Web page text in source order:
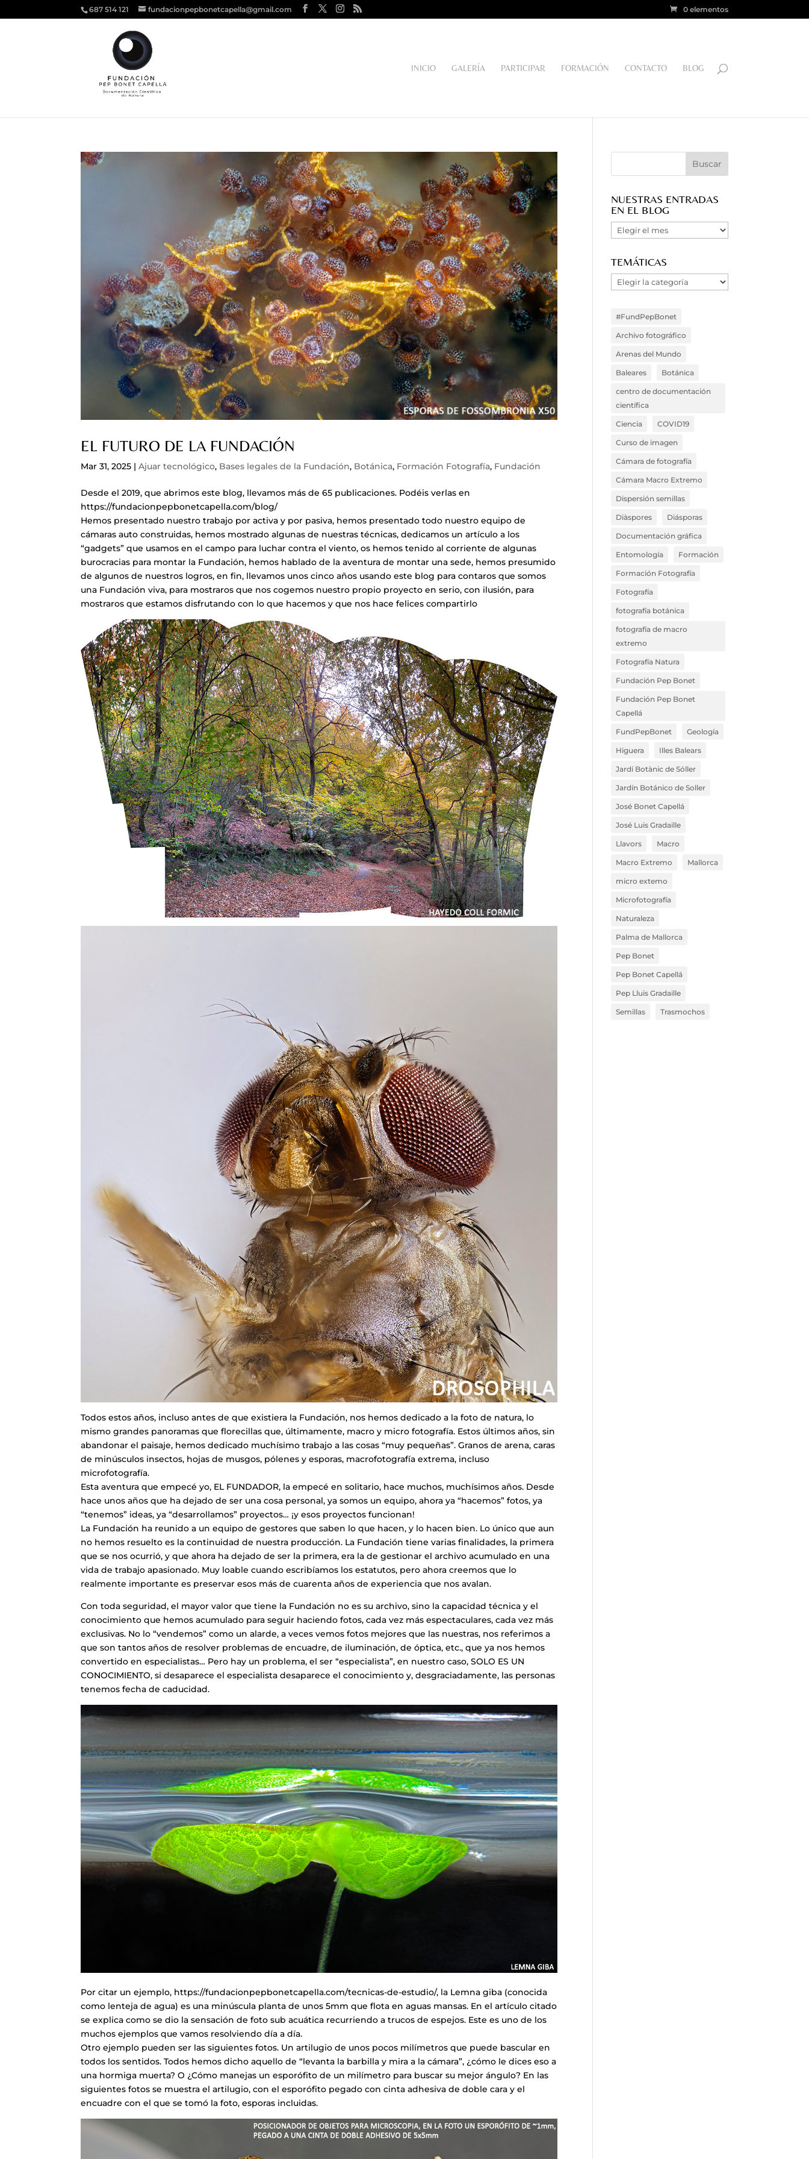
687 514 121 fundacionpepbonetcapella@gmail.com 0 elementos
INICIO GALERÍA PARTICIPAR FORMACIÓN CONTACTO BLOG
EL FUTURO DE LA FUNDACIÓN
Mar 31, 2025 |Ajuar tecnológico, Bases legales de la Fundación, Botánica, Formación Fotografía, Fundación
Desde el 2019, que abrimos este blog, llevamos más de 65 publicaciones. Podéis verlas en
https://fundacionpepbonetcapella.com/blog/
Hemos presentado nuestro trabajo por activa y por pasiva, hemos presentado todo nuestro equipo de
cámaras auto construidas, hemos mostrado algunas de nuestras técnicas, dedicamos un artículo a los
“gadgets” que usamos en el campo para luchar contra el viento, os hemos tenido al corriente de algunas
burocracias para montar la Fundación, hemos hablado de la aventura de montar una sede, hemos presumido
de algunos de nuestros logros, en fin, llevamos unos cinco años usando este blog para contaros que somos
una Fundación viva, para mostraros que nos cogemos nuestro propio proyecto en serio, con ilusión, para
mostraros que estamos disfrutando con lo que hacemos y que nos hace felices compartirlo
Todos estos años, incluso antes de que existiera la Fundación, nos hemos dedicado a la foto de natura, lo
mismo grandes panoramas que florecillas que, últimamente, macro y micro fotografía. Estos últimos años, sin
abandonar el paisaje, hemos dedicado muchísimo trabajo a las cosas “muy pequeñas”. Granos de arena, caras
de minúsculos insectos, hojas de musgos, pólenes y esporas, macrofotografía extrema, incluso
microfotografía.
Esta aventura que empecé yo, EL FUNDADOR, la empecé en solitario, hace muchos, muchísimos años. Desde
hace unos años que ha dejado de ser una cosa personal, ya somos un equipo, ahora ya “hacemos” fotos, ya
“tenemos” ideas, ya “desarrollamos” proyectos… ¡y esos proyectos funcionan!
La Fundación ha reunido a un equipo de gestores que saben lo que hacen, y lo hacen bien. Lo único que aun
no hemos resuelto es la continuidad de nuestra producción. La Fundación tiene varias finalidades, la primera
que se nos ocurrió, y que ahora ha dejado de ser la primera, era la de gestionar el archivo acumulado en una
vida de trabajo apasionado. Muy loable cuando escribíamos los estatutos, pero ahora creemos que lo
realmente importante es preservar esos más de cuarenta años de experiencia que nos avalan.
Con toda seguridad, el mayor valor que tiene la Fundación no es su archivo, sino la capacidad técnica y el
conocimiento que hemos acumulado para seguir haciendo fotos, cada vez más espectaculares, cada vez más
exclusivas. No lo “vendemos” como un alarde, a veces vemos fotos mejores que las nuestras, nos referimos a
que son tantos años de resolver problemas de encuadre, de iluminación, de óptica, etc., que ya nos hemos
convertido en especialistas… Pero hay un problema, el ser “especialista”, en nuestro caso, SOLO ES UN
CONOCIMIENTO, si desaparece el especialista desaparece el conocimiento y, desgraciadamente, las personas
tenemos fecha de caducidad.
Por citar un ejemplo, https://fundacionpepbonetcapella.com/tecnicas-de-estudio/, la Lemna giba (conocida
como lenteja de agua) es una minúscula planta de unos 5mm que flota en aguas mansas. En el artículo citado
se explica como se dio la sensación de foto sub acuática recurriendo a trucos de espejos. Este es uno de los
muchos ejemplos que vamos resolviendo día a día.
Otro ejemplo pueden ser las siguientes fotos. Un artilugio de unos pocos milímetros que puede bascular en
todos los sentidos. Todos hemos dicho aquello de “levanta la barbilla y mira a la cámara”, ¿cómo le dices eso a
una hormiga muerta? O ¿Cómo manejas un esporófito de un milímetro para buscar su mejor ángulo? En las
siguientes fotos se muestra el artilugio, con el esporófito pegado con cinta adhesiva de doble cara y el
encuadre con el que se tomó la foto, esporas incluidas.
NUESTRAS ENTRADAS
EN EL BLOG
Nuestras
Entradas
el
Blog
TEMÁTICAS
Temáticas
#FundPepBonet
Archivo fotográfico
Arenas del Mundo
Baleares Botánica
centro de documentación
científica
Ciencia COVID19
Curso de imagen
Cámara de fotografía
Cámara Macro Extremo
Dispersión semillas
Diàspores Diásporas
Documentación gráfica
Entomología Formación
Formación Fotografía
Fotografía
fotografía botánica
fotografía de macro
extremo
Fotografía Natura
Fundación Pep Bonet
Fundación Pep Bonet
Capellá
FundPepBonet Geología
Higuera Illes Balears
Jardí Botànic de Sóller
Jardín Botánico de Soller
José Bonet Capellá
José Luis Gradaille
Llavors Macro
Macro Extremo Mallorca
micro extemo
Microfotografía
Naturaleza
Palma de Mallorca
Pep Bonet
Pep Bonet Capellá
Pep Lluis Gradaille
Semillas Trasmochos